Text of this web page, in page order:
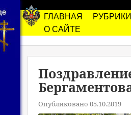
ГЛАВНАЯ
РУБРИКИ
О САЙТЕ
Опубликовано 05.10.2019